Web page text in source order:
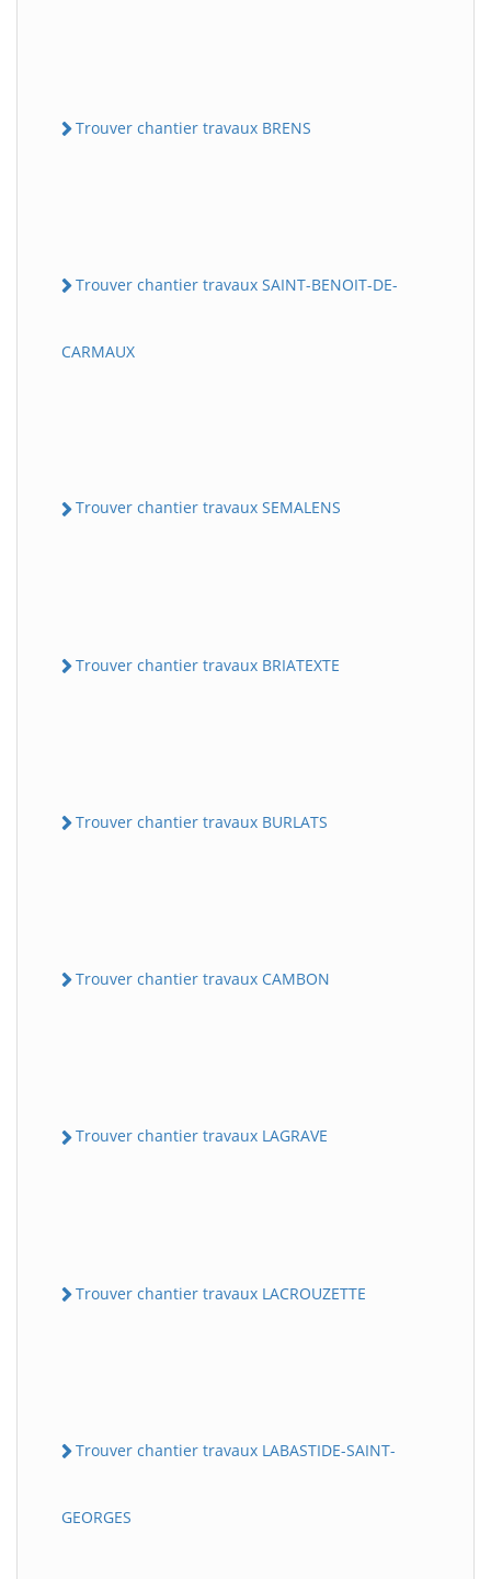
Trouver chantier travaux BRENS
Trouver chantier travaux SAINT-BENOIT-DE-
CARMAUX
Trouver chantier travaux SEMALENS
Trouver chantier travaux BRIATEXTE
Trouver chantier travaux BURLATS
Trouver chantier travaux CAMBON
Trouver chantier travaux LAGRAVE
Trouver chantier travaux LACROUZETTE
Trouver chantier travaux LABASTIDE-SAINT-
GEORGES